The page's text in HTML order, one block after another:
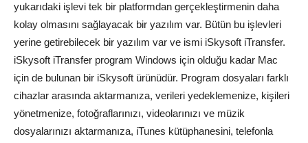
yukarıdaki işlevi tek bir platformdan gerçekleştirmenin daha
kolay olmasını sağlayacak bir yazılım var. Bütün bu işlevleri
yerine getirebilecek bir yazılım var ve ismi iSkysoft iTransfer.
iSkysoft iTransfer program Windows için olduğu kadar Mac
için de bulunan bir iSkysoft ürünüdür. Program dosyaları farklı
cihazlar arasında aktarmanıza, verileri yedeklemenize, kişileri
yönetmenize, fotoğraflarınızı, videolarınızı ve müzik
dosyalarınızı aktarmanıza, iTunes kütüphanesini, telefonla